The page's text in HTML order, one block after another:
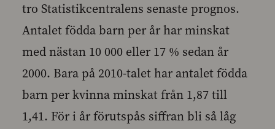
tro Statistikcentralens senaste prognos.
Antalet födda barn per år har minskat
med nästan 10 000 eller 17 % sedan år
2000. Bara på 2010-talet har antalet födda
barn per kvinna minskat från 1,87 till
1,41. För i år förutspås siffran bli så låg